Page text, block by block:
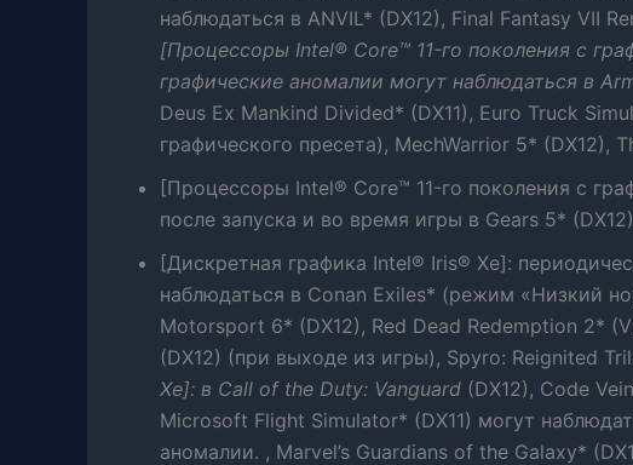
наблюдаться в ANVIL* (DX12), Final Fantasy VII
[Процессоры Intel® Core™ 11-го поколения с
графические аномалии могут наблюдаться в
Deus Ex Mankind Divided* (DX11), Euro Truck
графического пресета), MechWarrior 5* (DX12),
[Процессоры Intel® Core™ 11-го поколения с
после запуска и во время игры в Gears 5*
[Дискретная графика Intel® Iris® Xe]:
наблюдаться в Conan Exiles* (режим «Низкий
Motorsport 6* (DX12), Red Dead Redemption 2*
(DX12) (при выходе из игры), Spyro: Reignited
Xe]: в Call of the Duty: Vanguard (DX12), Code
Microsoft Flight Simulator* (DX11) могут
аномалии. , Marvel’s Guardians of the Galaxy*